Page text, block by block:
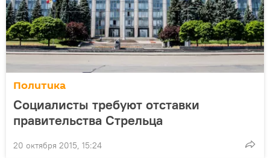
Политика
Социалисты требуют отставки
правительства Стрельца
20 октября 2015, 15:24